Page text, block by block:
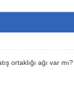
ortaklığı ağı var